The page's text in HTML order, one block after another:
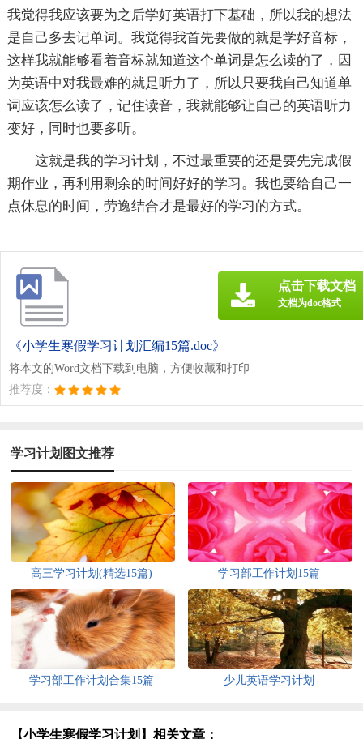
我觉得我应该要为之后学好英语打下基础，所以我的想法
是自己多去记单词。我觉得我首先要做的就是学好音标，
这样我就能够看着音标就知道这个单词是怎么读的了，因
为英语中对我最难的就是听力了，所以只要我自己知道单
词应该怎么读了，记住读音，我就能够让自己的英语听力
变好，同时也要多听。
这就是我的学习计划，不过最重要的还是要先完成假
期作业，再利用剩余的时间好好的学习。我也要给自己一
点休息的时间，劳逸结合才是最好的学习的方式。
《小学生寒假学习计划汇编15篇.doc》
将本文的Word文档下载到电脑，方便收藏和打印
推荐度：
点击下载文档
文档为doc格式
学习计划图文推荐
高三学习计划(精选15篇) 学习部工作计划15篇
学习部工作计划合集15篇 少儿英语学习计划
【小学生寒假学习计划】相关文章：